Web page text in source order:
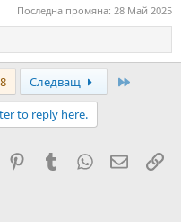
Последна промяна: 28 Май 2025
Следващ
to reply here.
Reddit PinterestTumblrWhatsApp
Email